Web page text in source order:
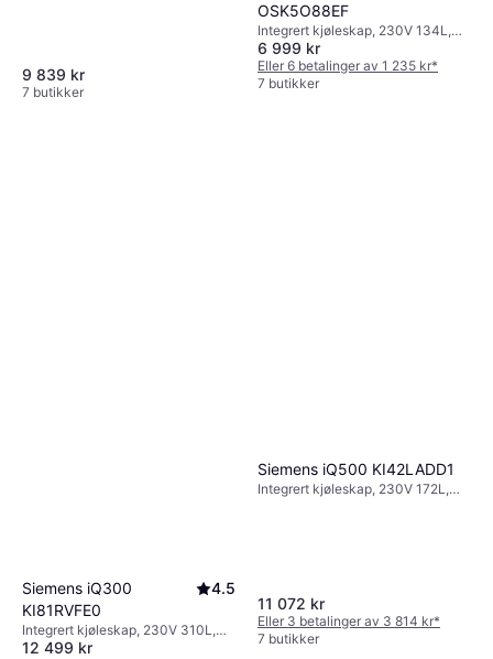
9 839 kr
7 butikker
OSK5O88EF
Integrert kjøleskap, 230V 134L,
Bredde:, Høyde: 87.3cm
6 999 kr
Eller 6 betalinger av 1 235 kr*
7 butikker
Siemens iQ300
KI81RVFE0
4.5
Integrert kjøleskap, 230V 310L,
Bredde: 60cm, Høyde: 177.2cm
12 499 kr
Siemens iQ500 KI42LADD1
Integrert kjøleskap, 230V 172L,
11 072 kr
Eller 3 betalinger av 3 814 kr*
7 butikker